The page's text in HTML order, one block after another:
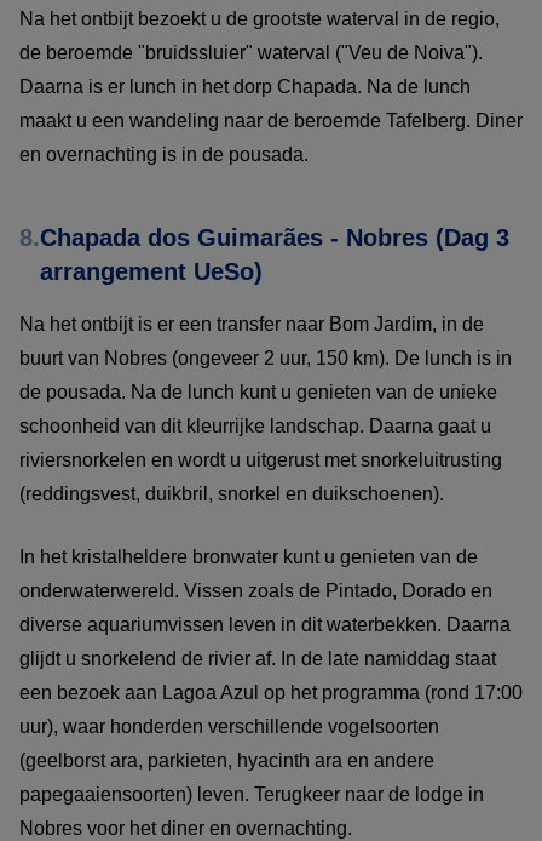
Na het ontbijt bezoekt u de grootste waterval in de regio,
de beroemde "bruidssluier" waterval ("Veu de Noiva").
Daarna is er lunch in het dorp Chapada. Na de lunch
maakt u een wandeling naar de beroemde Tafelberg. Diner
en overnachting is in de pousada.
8.Chapada dos Guimarães - Nobres (Dag 3
arrangement UeSo)
Na het ontbijt is er een transfer naar Bom Jardim, in de
buurt van Nobres (ongeveer 2 uur, 150 km). De lunch is in
de pousada. Na de lunch kunt u genieten van de unieke
schoonheid van dit kleurrijke landschap. Daarna gaat u
riviersnorkelen en wordt u uitgerust met snorkeluitrusting
(reddingsvest, duikbril, snorkel en duikschoenen).
In het kristalheldere bronwater kunt u genieten van de
onderwaterwereld. Vissen zoals de Pintado, Dorado en
diverse aquariumvissen leven in dit waterbekken. Daarna
glijdt u snorkelend de rivier af. In de late namiddag staat
een bezoek aan Lagoa Azul op het programma (rond 17:00
uur), waar honderden verschillende vogelsoorten
(geelborst ara, parkieten, hyacinth ara en andere
papegaaiensoorten) leven. Terugkeer naar de lodge in
Nobres voor het diner en overnachting.